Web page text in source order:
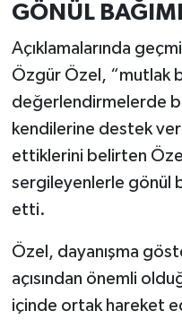
GÖNÜL
Açıklamalarında
Özgür Özel, “mutlak
değerlendirmelerde
kendilerine destek
ettiklerini belirten
sergileyenlerle gönül
etti.
Özel, dayanışma
açısından önemli
içinde ortak hareket